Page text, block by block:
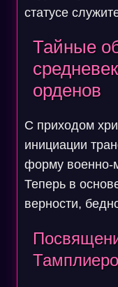
статусе
Тайные
орденов
С приходом
инициации
форму военно-
Теперь в
верности,